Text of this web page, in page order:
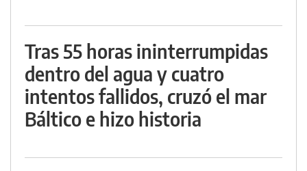
Tras 55 horas ininterrumpidas
dentro del agua y cuatro
intentos fallidos, cruzó el mar
Báltico e hizo historia